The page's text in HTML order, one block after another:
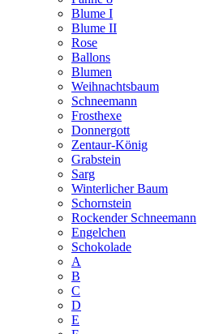
Blume I
Blume II
Rose
Ballons
Blumen
Weihnachtsbaum
Schneemann
Frosthexe
Donnergott
Zentaur-König
Grabstein
Sarg
Winterlicher Baum
Schornstein
Rockender Schneemann
Engelchen
Schokolade
A
B
C
D
E